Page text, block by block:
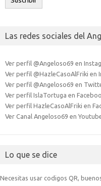
Las redes sociales del
Ver perfil @Angeloso69 en
Ver perfil @HazleCasoAlFriki en
Ver perfil @Angeloso69 en
Ver perfil IslaTortuga en
Ver perfil HazleCasoAlFriki en
Ver Canal Angeloso69 en
Lo que se dice
Necesitas usar codigos QR,